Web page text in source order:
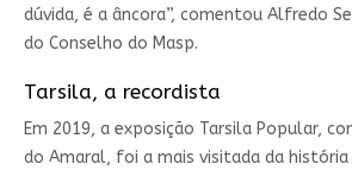
dúvida, é a âncora”, comentou Alfredo
do Conselho do Masp.
Tarsila, a recordista
Em 2019, a exposição Tarsila Popular,
do Amaral, foi a mais visitada da história